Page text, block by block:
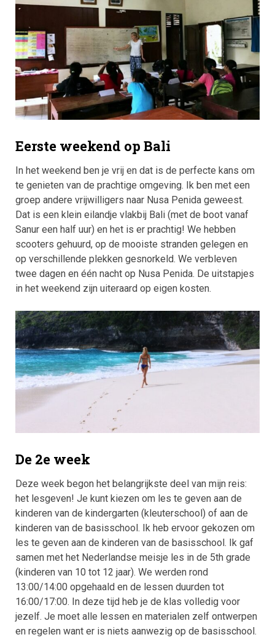
Eerste weekend op Bali
In het weekend ben je vrij en dat is de perfecte kans om
te genieten van de prachtige omgeving. Ik ben met een
groep andere vrijwilligers naar Nusa Penida geweest.
Dat is een klein eilandje vlakbij Bali (met de boot vanaf
Sanur een half uur) en het is er prachtig! We hebben
scooters gehuurd, op de mooiste stranden gelegen en
op verschillende plekken gesnorkeld. We verbleven
twee dagen en één nacht op Nusa Penida. De uitstapjes
in het weekend zijn uiteraard op eigen kosten.
De 2e week
Deze week begon het belangrijkste deel van mijn reis:
het lesgeven! Je kunt kiezen om les te geven aan de
kinderen van de kindergarten (kleuterschool) of aan de
kinderen van de basisschool. Ik heb ervoor gekozen om
les te geven aan de kinderen van de basisschool. Ik gaf
samen met het Nederlandse meisje les in de 5th grade
(kinderen van 10 tot 12 jaar). We werden rond
13:00/14:00 opgehaald en de lessen duurden tot
16:00/17:00. In deze tijd heb je de klas volledig voor
jezelf. Je moet alle lessen en materialen zelf ontwerpen
en regelen want er is niets aanwezig op de basisschool.